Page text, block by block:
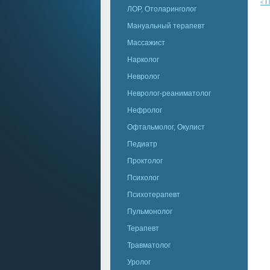
ЛОР, Отоларинголог
Мануальный терапевт
Массажист
Нарколог
Невролог
Невролог-реаниматолог
Нефролог
Офтальмолог, Окулист
Педиатр
Проктолог
Психолог
Психотерапевт
Пульмонолог
Терапевт
Травматолог
Уролог
<